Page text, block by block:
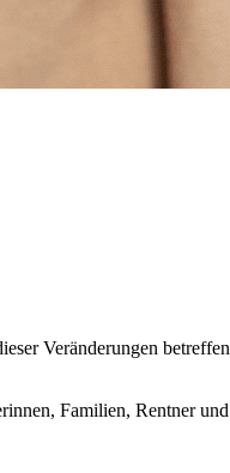
Veränderungen
Familien, Rentner und